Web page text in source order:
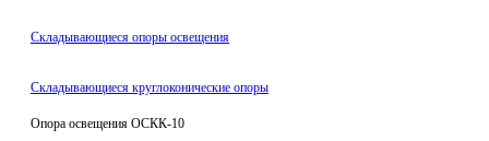
Складывающиеся опоры освещения
Складывающиеся круглоконические опоры
Опора освещения ОСКК-10